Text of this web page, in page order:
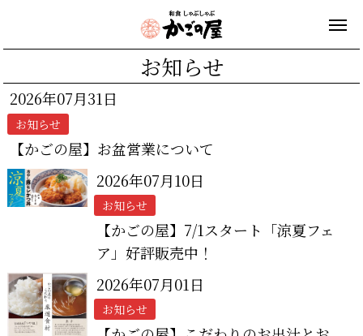
お知らせ
2026年07月31日
お知らせ
【かごの屋】お盆営業について
2026年07月10日
お知らせ
【かごの屋】7/1スタート「涼夏フェ
ア」好評販売中！
2026年07月01日
お知らせ